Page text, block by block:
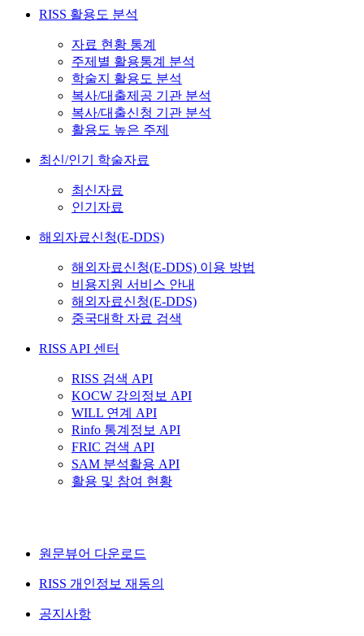
RISS 활용도 분석
자료 현황 통계
주제별 활용통계 분석
학술지 활용도 분석
복사/대출제공 기관 분석
복사/대출신청 기관 분석
활용도 높은 주제
최신/인기 학술자료
최신자료
인기자료
해외자료신청(E-DDS)
해외자료신청(E-DDS) 이용 방법
비용지원 서비스 안내
해외자료신청(E-DDS)
중국대학 자료 검색
RISS API 센터
RISS 검색 API
KOCW 강의정보 API
WILL 연계 API
Rinfo 통계정보 API
FRIC 검색 API
SAM 분석활용 API
활용 및 참여 현황
원문뷰어 다운로드
RISS 개인정보 재동의
공지사항